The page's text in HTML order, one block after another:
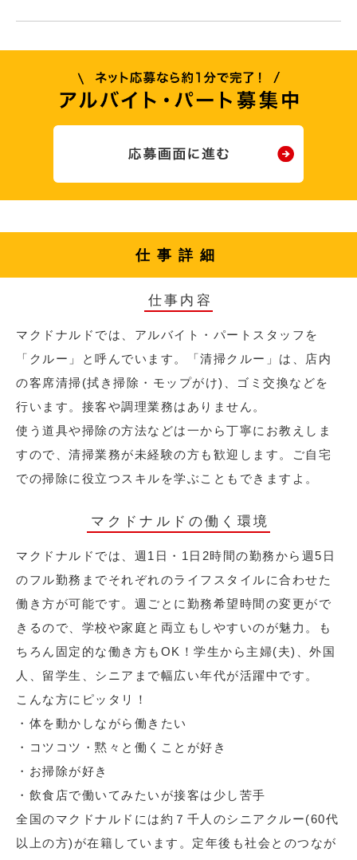
仕事詳細
仕事内容
マクドナルドでは、アルバイト・パートスタッフを
「クルー」と呼んでいます。「清掃クルー」は、店内
の客席清掃(拭き掃除・モップがけ)、ゴミ交換などを
行います。接客や調理業務はありません。
使う道具や掃除の方法などは一から丁寧にお教えしま
すので、清掃業務が未経験の方も歓迎します。ご自宅
での掃除に役立つスキルを学ぶこともできますよ。
マクドナルドの働く環境
マクドナルドでは、週1日・1日2時間の勤務から週5日
のフル勤務までそれぞれのライフスタイルに合わせた
働き方が可能です。週ごとに勤務希望時間の変更がで
きるので、学校や家庭と両立もしやすいのが魅力。も
ちろん固定的な働き方もOK！学生から主婦(夫)、外国
人、留学生、シニアまで幅広い年代が活躍中です。
こんな方にピッタリ！
・体を動かしながら働きたい
・コツコツ・黙々と働くことが好き
・お掃除が好き
・飲食店で働いてみたいが接客は少し苦手
全国のマクドナルドには約７千人のシニアクルー(60代
以上の方)が在籍しています。定年後も社会とのつなが